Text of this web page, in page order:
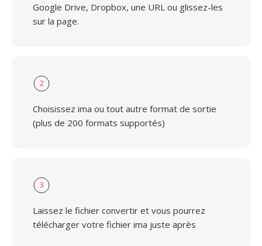
Google Drive, Dropbox, une URL ou glissez-les
sur la page.
2
Choisissez ima ou tout autre format de sortie
(plus de 200 formats supportés)
3
Laissez le fichier convertir et vous pourrez
télécharger votre fichier ima juste après